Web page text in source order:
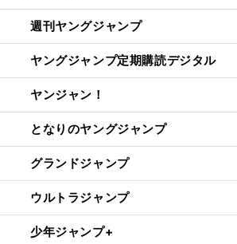
週刊ヤングジャンプ
ヤングジャンプ定期購読デジタル
ヤンジャン！
となりのヤングジャンプ
グランドジャンプ
ウルトラジャンプ
少年ジャンプ+